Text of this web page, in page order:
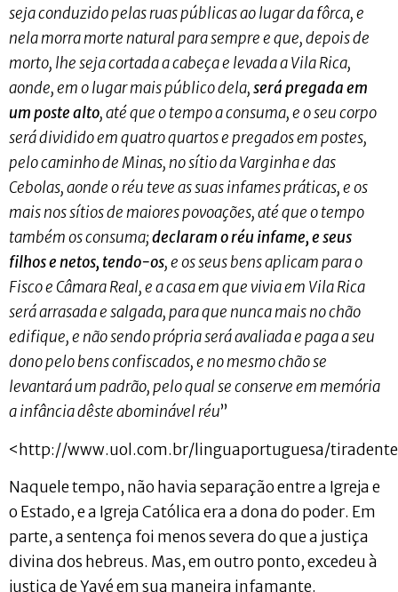
seja conduzido pelas ruas públicas ao lugar da fôrca, e
nela morra morte natural para sempre e que, depois de
morto, lhe seja cortada a cabeça e levada a Vila Rica,
aonde, em o lugar mais público dela,será pregada em
um poste alto, até que o tempo a consuma, e o seu corpo
será dividido em quatro quartos e pregados em postes,
pelo caminho de Minas, no sítio da Varginha e das
Cebolas, aonde o réu teve as suas infames práticas, e os
mais nos sítios de maiores povoações, até que o tempo
também os consuma;declaram o réu infame, e seus
filhos e netos, tendo-os, e os seus bens aplicam para o
Fisco e Câmara Real, e a casa em que vivia em Vila Rica
será arrasada e salgada, para que nunca mais no chão
edifique, e não sendo própria será avaliada e paga a seu
dono pelo bens confiscados, e no mesmo chão se
levantará um padrão, pelo qual se conserve em memória
a infância dêste abominável réu”
<http://www.uol.com.br/linguaportuguesa/
Naquele tempo, não havia separação entre a Igreja e
o Estado, e a Igreja Católica era a dona do poder. Em
parte, a sentença foi menos severa do que a justiça
divina dos hebreus. Mas, em outro ponto, excedeu à
justiça de Yavé em sua maneira infamante.